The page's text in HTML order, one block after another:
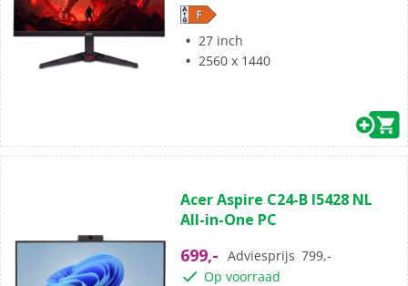
27 inch
2560 x 1440
van
de
sterren.
Acer Aspire C24-B I5428 NL
All-in-One PC
699,- Adviesprijs 799,-
Op voorraad